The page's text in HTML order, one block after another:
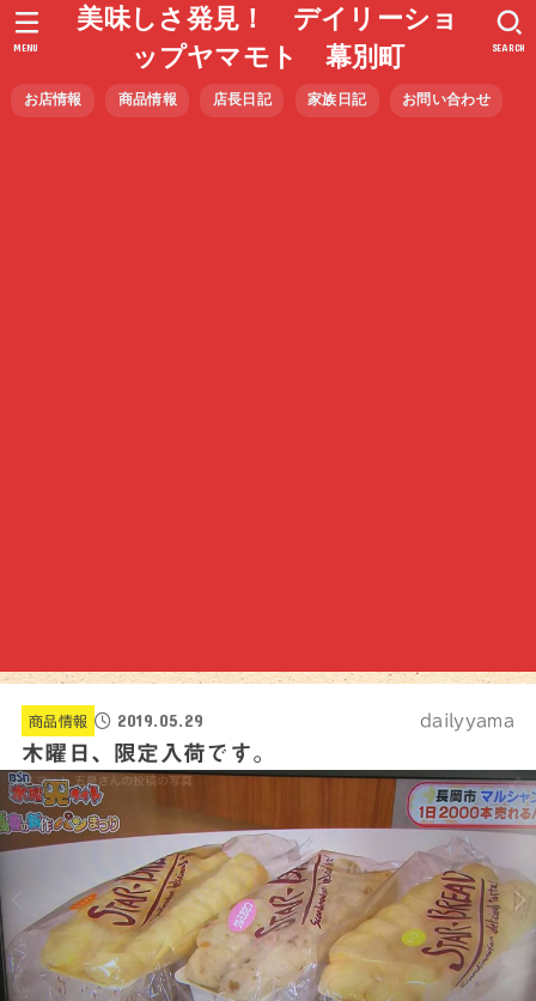
美味しさ発見！ デイリーショ
ップヤマモト 幕別町
お店情報 商品情報 店長日記 家族日記 お問い合わせ
SEARCH
MENU
商品情報 2019.05.29 dailyyama
木曜日、限定入荷です。